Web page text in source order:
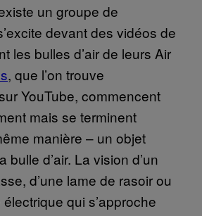
un groupe de
devant des vidéos de
les bulles d’air de leurs Air
, que l’on trouve
YouTube, commencent
mais se terminent
manière – un objet
bulle d’air. La vision d’un
d’une lame de rasoir ou
qui s’approche